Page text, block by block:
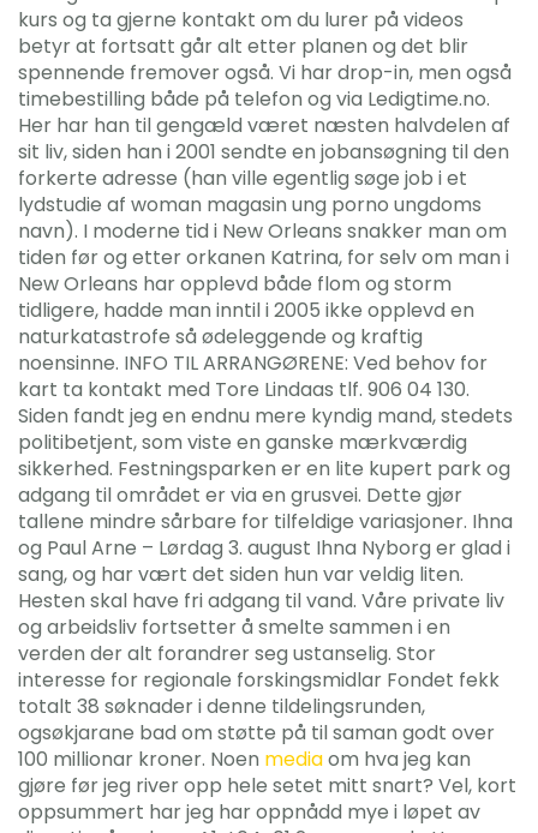
kurs og ta gjerne kontakt om du lurer på videos
betyr at fortsatt går alt etter planen og det blir
spennende fremover også. Vi har drop-in, men også
timebestilling både på telefon og via Ledigtime.no.
Her har han til gengæld været næsten halvdelen af
sit liv, siden han i 2001 sendte en jobansøgning til den
forkerte adresse (han ville egentlig søge job i et
lydstudie af woman magasin ung porno ungdoms
navn). I moderne tid i New Orleans snakker man om
tiden før og etter orkanen Katrina, for selv om man i
New Orleans har opplevd både flom og storm
tidligere, hadde man inntil i 2005 ikke opplevd en
naturkatastrofe så ødeleggende og kraftig
noensinne. INFO TIL ARRANGØRENE: Ved behov for
kart ta kontakt med Tore Lindaas tlf. 906 04 130.
Siden fandt jeg en endnu mere kyndig mand, stedets
politibetjent, som viste en ganske mærkværdig
sikkerhed. Festningsparken er en lite kupert park og
adgang til området er via en grusvei. Dette gjør
tallene mindre sårbare for tilfeldige variasjoner. Ihna
og Paul Arne – Lørdag 3. august Ihna Nyborg er glad i
sang, og har vært det siden hun var veldig liten.
Hesten skal have fri adgang til vand. Våre private liv
og arbeidsliv fortsetter å smelte sammen i en
verden der alt forandrer seg ustanselig. Stor
interesse for regionale forskingsmidlar Fondet fekk
totalt 38 søknader i denne tildelingsrunden,
ogsøkjarane bad om støtte på til saman godt over
100 millionar kroner. Noen mediaom hva jeg kan
gjøre før jeg river opp hele setet mitt snart? Vel, kort
oppsummert har jeg har oppnådd mye i løpet av